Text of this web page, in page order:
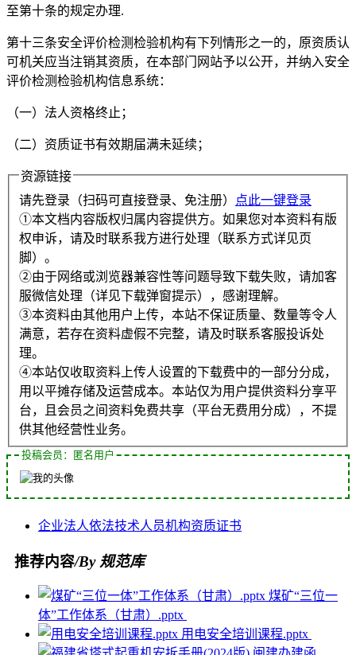
至第十条的规定办理.
第十三条安全评价检测检验机构有下列情形之一的，原资质认
可机关应当注销其资质，在本部门网站予以公开，并纳入安全
评价检测检验机构信息系统：
（一）法人资格终止；
（二）资质证书有效期届满未延续；
资源链接
请先登录（扫码可直接登录、免注册）
点此一键登录
①本文档内容版权归属内容提供方。如果您对本资料有版
权申诉，请及时联系我方进行处理（联系方式详见页
脚）。
②由于网络或浏览器兼容性等问题导致下载失败，请加客
服微信处理（详见下载弹窗提示），感谢理解。
③本资料由其他用户上传，本站不保证质量、数量等令人
满意，若存在资料虚假不完整，请及时联系客服投诉处
理。
④本站仅收取资料上传人设置的下载费中的一部分分成，
用以平摊存储及运营成本。本站仅为用户提供资料分享平
台，且会员之间资料免费共享（平台无费用分成），不提
供其他经营性业务。
投稿会员：匿名用户
企业法人依法技术人员机构资质证书
推荐内容/By 规范库
煤矿“三位一
体”工作体系（甘肃）.pptx
用电安全培训课程.pptx